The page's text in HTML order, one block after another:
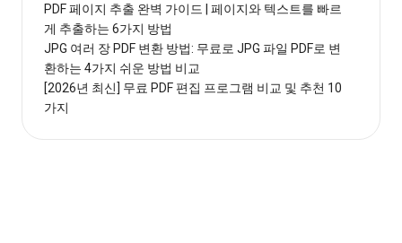
PDF 페이지 추출 완벽 가이드 | 페이지와 텍스트를 빠르
게 추출하는 6가지 방법
JPG 여러 장 PDF 변환 방법: 무료로 JPG 파일 PDF로 변
환하는 4가지 쉬운 방법 비교
[2026년 최신] 무료 PDF 편집 프로그램 비교 및 추천 10
가지